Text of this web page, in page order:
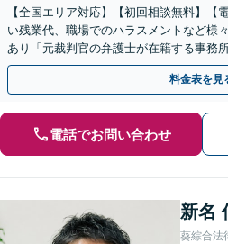
【全国エリア対応】【初回相談無料】【
い残業代、職場でのハラスメントなど様
あり「元裁判官の弁護士が在籍する事務
裁判官経験を活かした最適な戦略を立案
料金表を見
電話でお問い合わせ
新名
葵綜合法